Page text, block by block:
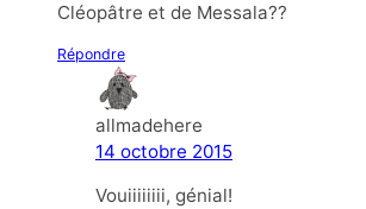
Cléopâtre et de Messala??
Répondre
allmadehere
14 octobre 2015
Vouiiiiiiii, génial!